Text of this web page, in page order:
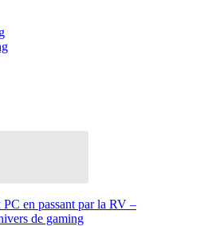
PC en passant par la RV –
de gaming